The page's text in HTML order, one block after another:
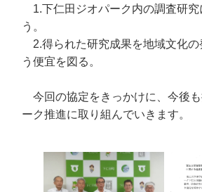
1.下仁田ジオパーク内の調査研究
う。
2.得られた研究成果を地域文化の
う便宜を図る。
今回の協定をきっかけに、今後
ーク推進に取り組んでいきます。